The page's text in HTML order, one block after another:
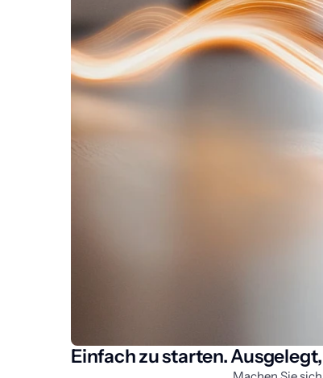
Einfach zu starten.